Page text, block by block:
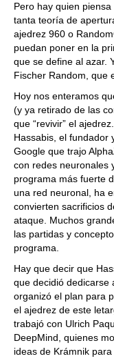
Pero hay quien
tanta teoría de
ajedrez 960 o
puedan poner en la
que se define al azar.
Fischer Random, que
Hoy nos enteramos
(y ya retirado de las
que “revivir” el
Hassabis, el fundador
Google que trajo
con redes neuronales
programa más fuerte
una red neuronal, ha
convierten sacrificios
ataque. Muchos
las partidas y
programa.
Hay que decir que
que decidió dedicarse
organizó el plan para
el ajedrez de este
trabajó con Ulrich
DeepMind, quienes
ideas de Krámnik